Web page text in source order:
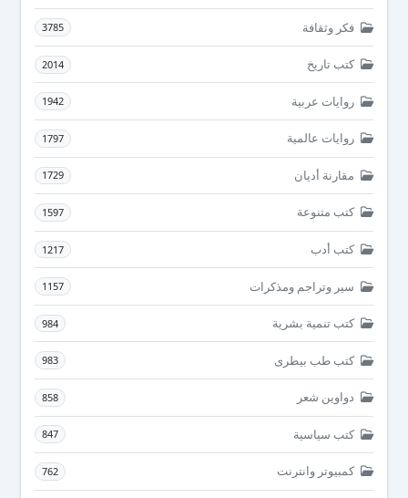
فكر وثقافة 3785
كتب تاريخ 2014
روايات عربية 1942
روايات عالمية 1797
مقارنة أديان 1729
كتب متنوعة 1597
كتب أدب 1217
سير وتراجم ومذكرات 1157
كتب تنمية بشرية 984
كتب طب بيطرى 983
دواوين شعر 858
كتب سياسية 847
كمبيوتر وانترنت 762